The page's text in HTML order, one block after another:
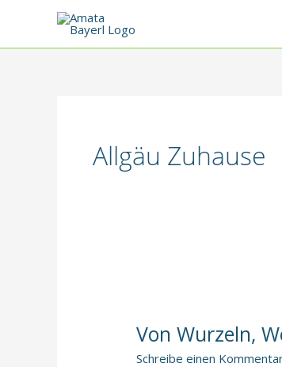
springen
Allgäu Zuhause
Von Wurzeln,
Schreibe einen